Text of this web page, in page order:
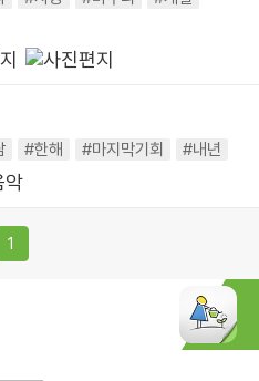
#한해 #마지막기회 #내년
1